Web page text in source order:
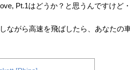
Pt.1はどうか？と思うんですけど・
ながら高速を飛ばしたら、あなたの